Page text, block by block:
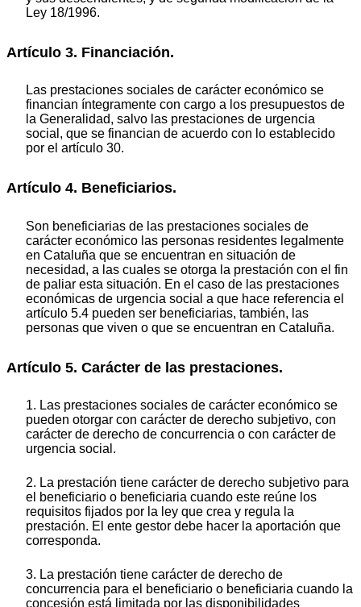
Ley 18/1996.
Artículo 3. Financiación.
Las prestaciones sociales de carácter económico se
financian íntegramente con cargo a los presupuestos de
la Generalidad, salvo las prestaciones de urgencia
social, que se financian de acuerdo con lo establecido
por el artículo 30.
Artículo 4. Beneficiarios.
Son beneficiarias de las prestaciones sociales de
carácter económico las personas residentes legalmente
en Cataluña que se encuentran en situación de
necesidad, a las cuales se otorga la prestación con el fin
de paliar esta situación. En el caso de las prestaciones
económicas de urgencia social a que hace referencia el
artículo 5.4 pueden ser beneficiarias, también, las
personas que viven o que se encuentran en Cataluña.
Artículo 5. Carácter de las prestaciones.
1. Las prestaciones sociales de carácter económico se
pueden otorgar con carácter de derecho subjetivo, con
carácter de derecho de concurrencia o con carácter de
urgencia social.
2. La prestación tiene carácter de derecho subjetivo para
el beneficiario o beneficiaria cuando este reúne los
requisitos fijados por la ley que crea y regula la
prestación. El ente gestor debe hacer la aportación que
corresponda.
3. La prestación tiene carácter de derecho de
concurrencia para el beneficiario o beneficiaria cuando la
concesión está limitada por las disponibilidades